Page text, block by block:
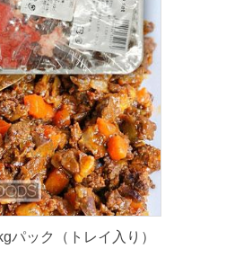
パック（トレイ入り）